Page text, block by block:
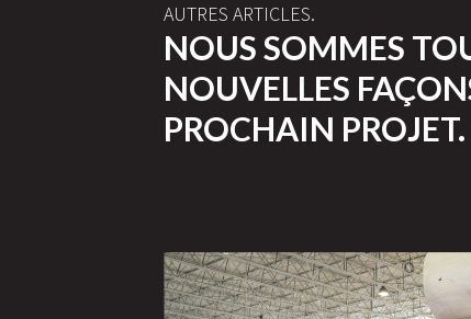
AUTRES ARTICLES.
NOUS SOMMES
NOUVELLES
PROCHAIN PROJET.